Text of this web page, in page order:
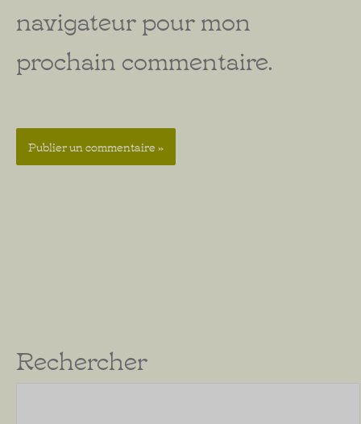
navigateur pour mon
prochain commentaire.
Rechercher